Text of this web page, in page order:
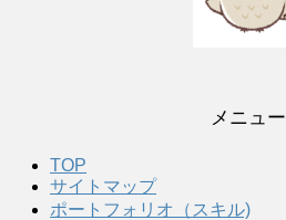
メニュー
TOP
サイトマップ
ポートフォリオ（スキル)